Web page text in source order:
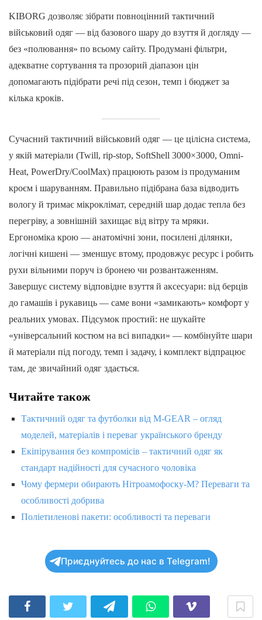
KIBORG дозволяє зібрати повноцінний тактичний
військовий одяг — від базового шару до взуття й догляду —
без «полювання» по всьому сайту. Продумані фільтри,
адекватне сортування та прозорий діапазон цін
допомагають підібрати речі під сезон, темп і бюджет за
кілька кроків.
Сучасний тактичний військовий одяг — це цілісна система,
у якій матеріали (Twill, rip-stop, SoftShell 3000×3000, Omni-
Heat, PowerDry/CoolMax) працюють разом із продуманим
кроєм і шаруванням. Правильно підібрана база відводить
вологу й тримає мікроклімат, середній шар додає тепла без
перегріву, а зовнішній захищає від вітру та мряки.
Ергономіка крою — анатомічні зони, посилені ділянки,
логічні кишені — зменшує втому, продовжує ресурс і робить
рухи вільними поруч із бронею чи розвантаженням.
Завершує систему відповідне взуття й аксесуари: від берців
до гамашів і рукавиць — саме вони «замикають» комфорт у
реальних умовах. Підсумок простий: не шукайте
«універсальний костюм на всі випадки» — комбінуйте шари
й матеріали під погоду, темп і задачу, і комплект відпрацює
там, де звичайний одяг здається.
Читайте також
Тактичний одяг та футболки від M-GEAR – огляд
моделей, матеріалів і переваг українського бренду
Екіпірування без компромісів – тактичний одяг як
стандарт надійності для сучасного чоловіка
Чому фермери обирають Нітроамофоску-М? Переваги та
особливості добрива
Поліетиленові пакети: особливості та переваги
Приєднуйтесь до нас в Telegram!